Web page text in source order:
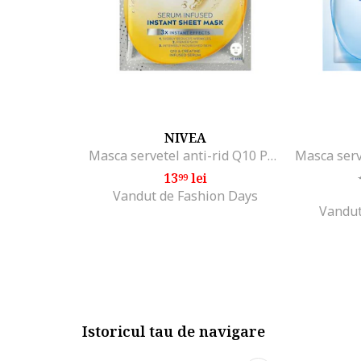
NIVEA
Masca servetel anti-rid Q10 Power infuzata cu ser, 1 buc
1399lei
Vandut de Fashion Days
Istoricul tau de navigare